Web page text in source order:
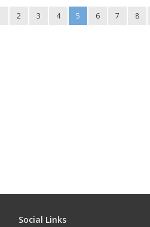
2 3 4 5 6 7 8
Social Links